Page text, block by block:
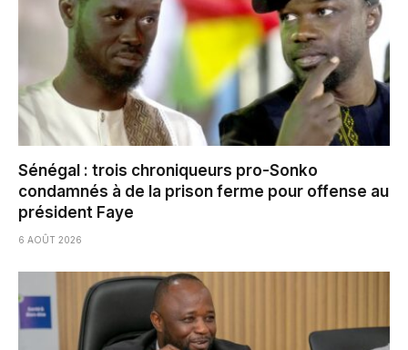
Sénégal : trois chroniqueurs pro-Sonko
condamnés à de la prison ferme pour offense au
président Faye
6 AOÛT 2026